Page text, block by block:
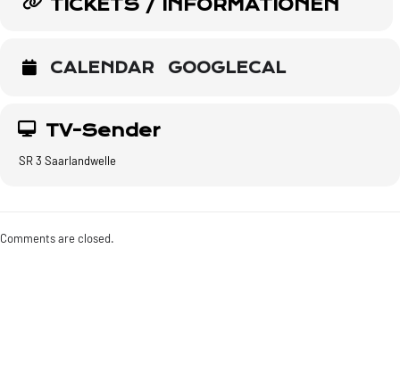
TICKETS / INFORMATIONEN
CALENDAR GOOGLECAL
TV-Sender
SR 3 Saarlandwelle
Comments are closed.